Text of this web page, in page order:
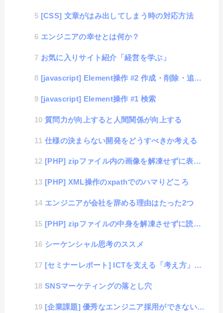
[CSS] 文章がはみ出してしまう時の対応方法
エンジニアの幸せとは何か？
お気に入りサイト紹介「経営を学ぶ」
[javascript] Element操作 #2 作成・削除・追加・修正
[javascript] Element操作 #1 検索
質問力が向上すると人間関係が向上する
仕様の決まらない開発をどうすべきか考える
[PHP] zipファイル内の画像を解凍せずに表示する方法
[PHP] XML操作のxpathでのハマりどころ
エンジニアが会社を辞める理由はたった2つ
[PHP] zipファイルの中身を解凍させずに読み出す方法
シーケンシャル思考のススメ
[セミナーレポート] ICTを支える「考え方」シリーズ 心理学の考え方
SNSマーケティングの落とし穴
[企業課題] 優秀なエンジニア採用ができない企業に足りない経営者視点